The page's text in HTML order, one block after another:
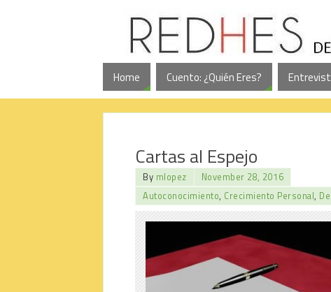
Home Cuento: ¿Quién Eres?
Cartas al Espejo
By mlopez
November 28, 2016
Autoconocimiento, Crecimiento Personal,